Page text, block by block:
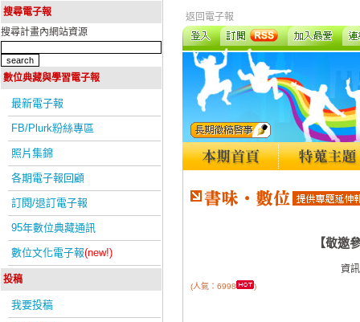
搜尋電子報
搜尋計畫內網站資源
數位典藏與學習電子報
最新電子報
FB/Plurk粉絲專區
照片集錦
各期電子報回顧
訂閱/退訂電子報
95年數位典藏通訊
數位文化電子報(new!)
投稿
我要投稿
返回電子報
【敬邀
資
(人氣：6998 )